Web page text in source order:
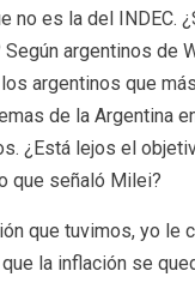
no es la del INDEC.
argentinos de
argentinos que
de la Argentina
¿Está lejos el
que señaló Milei?
que tuvimos, yo le
la inflación se